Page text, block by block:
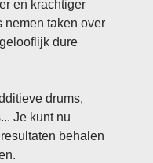
en krachtiger
nemen taken over
dure
drums,
Je kunt nu
behalen